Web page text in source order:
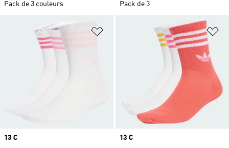
Pack de 3 couleurs
Pack de 3
Ajouter à la Liste de produits
Prix
13 €
Prix
13 €